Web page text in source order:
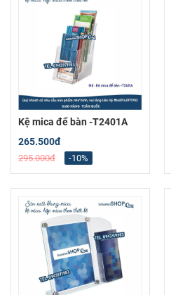
Kệ mica để bàn -T2401A
265.500đ
295.000đ -10%